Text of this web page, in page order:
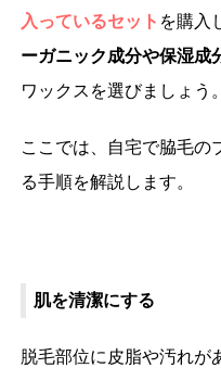
入っているセット を購入
ーガニック成分や保湿成
ワックスを選びましょう。
ここでは、自宅で脇毛の
る手順を解説します。
肌を清潔にする
脱毛部位に皮脂や汚れが